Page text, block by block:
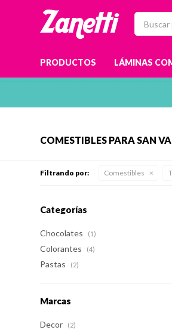
PRODUCTOS LÁMINAS
COMESTIBLES PARA SAN
Filtrando por: Comestibles
Categorías
Chocolates (1)
Colorantes (4)
Pastas (2)
Marcas
Decor (2)